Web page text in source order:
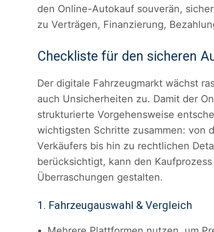
den Online-Autokauf souverän,
zu Verträgen, Finanzierung,
Checkliste für den sicheren
Der digitale Fahrzeugmarkt wächst
auch Unsicherheiten zu. Damit der
strukturierte Vorgehensweise
wichtigsten Schritte zusammen: von
Verkäufers bis hin zu rechtlichen
berücksichtigt, kann den
Überraschungen gestalten.
1. Fahrzeugauswahl & Vergleich